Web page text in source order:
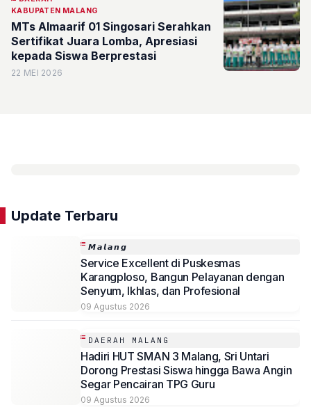
KABUPATEN MALANG
MTs Almaarif 01 Singosari Serahkan
Sertifikat Juara Lomba, Apresiasi
kepada Siswa Berprestasi
22 MEI 2026
Update Terbaru
𝙈𝙖𝙡𝙖𝙣𝙜
Service Excellent di Puskesmas
Karangploso, Bangun Pelayanan dengan
Senyum, Ikhlas, dan Profesional
09 Agustus 2026
DAERAH MALANG
Hadiri HUT SMAN 3 Malang, Sri Untari
Dorong Prestasi Siswa hingga Bawa Angin
Segar Pencairan TPG Guru
09 Agustus 2026